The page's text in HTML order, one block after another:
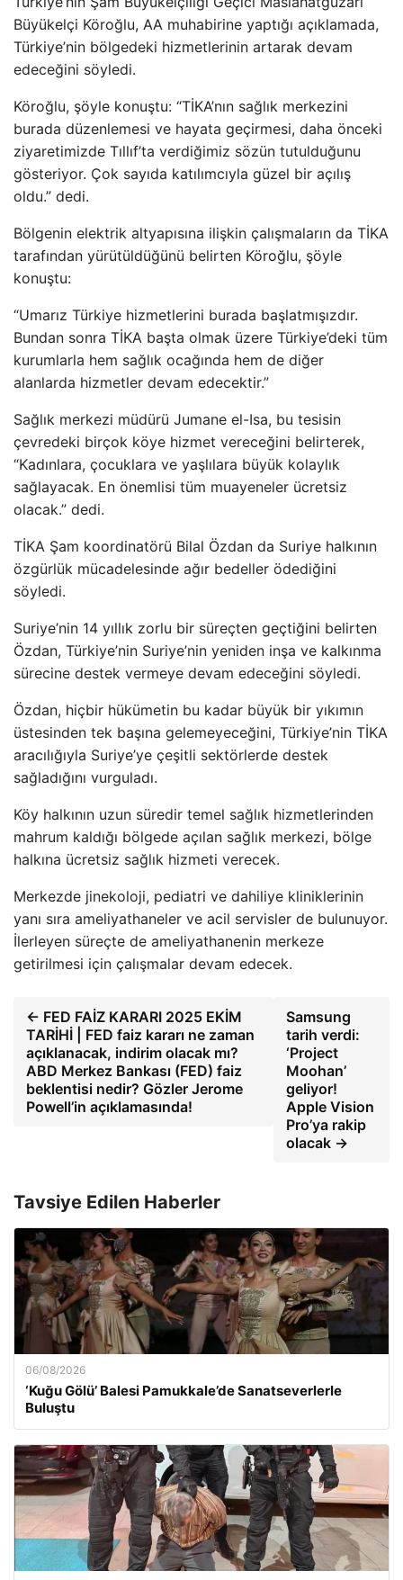
Büyükelçi Köroğlu, AA muhabirine yaptığı açıklamada,
Türkiye’nin bölgedeki hizmetlerinin artarak devam
edeceğini söyledi.
Köroğlu, şöyle konuştu: “TİKA’nın sağlık merkezini
burada düzenlemesi ve hayata geçirmesi, daha önceki
ziyaretimizde Tıllıf’ta verdiğimiz sözün tutulduğunu
gösteriyor. Çok sayıda katılımcıyla güzel bir açılış
oldu.” dedi.
Bölgenin elektrik altyapısına ilişkin çalışmaların da TİKA
tarafından yürütüldüğünü belirten Köroğlu, şöyle
konuştu:
“Umarız Türkiye hizmetlerini burada başlatmışızdır.
Bundan sonra TİKA başta olmak üzere Türkiye’deki tüm
kurumlarla hem sağlık ocağında hem de diğer
alanlarda hizmetler devam edecektir.”
Sağlık merkezi müdürü Jumane el-Isa, bu tesisin
çevredeki birçok köye hizmet vereceğini belirterek,
“Kadınlara, çocuklara ve yaşlılara büyük kolaylık
sağlayacak. En önemlisi tüm muayeneler ücretsiz
olacak.” dedi.
TİKA Şam koordinatörü Bilal Özdan da Suriye halkının
özgürlük mücadelesinde ağır bedeller ödediğini
söyledi.
Suriye’nin 14 yıllık zorlu bir süreçten geçtiğini belirten
Özdan, Türkiye’nin Suriye’nin yeniden inşa ve kalkınma
sürecine destek vermeye devam edeceğini söyledi.
Özdan, hiçbir hükümetin bu kadar büyük bir yıkımın
üstesinden tek başına gelemeyeceğini, Türkiye’nin TİKA
aracılığıyla Suriye’ye çeşitli sektörlerde destek
sağladığını vurguladı.
Köy halkının uzun süredir temel sağlık hizmetlerinden
mahrum kaldığı bölgede açılan sağlık merkezi, bölge
halkına ücretsiz sağlık hizmeti verecek.
Merkezde jinekoloji, pediatri ve dahiliye kliniklerinin
yanı sıra ameliyathaneler ve acil servisler de bulunuyor.
İlerleyen süreçte de ameliyathanenin merkeze
getirilmesi için çalışmalar devam edecek.
← FED FAİZ KARARI 2025 EKİM
TARİHİ | FED faiz kararı ne zaman
açıklanacak, indirim olacak mı?
ABD Merkez Bankası (FED) faiz
beklentisi nedir? Gözler Jerome
Powell’in açıklamasında!
Samsung
tarih verdi:
‘Project
Moohan’
geliyor!
Apple Vision
Pro’ya rakip
olacak →
Tavsiye Edilen Haberler
06/08/2026
‘Kuğu Gölü’ Balesi Pamukkale’de Sanatseverlerle
Buluştu